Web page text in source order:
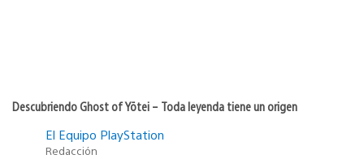
Descubriendo Ghost of Yōtei – Toda leyenda tiene un origen
El Equipo PlayStation
Redacción